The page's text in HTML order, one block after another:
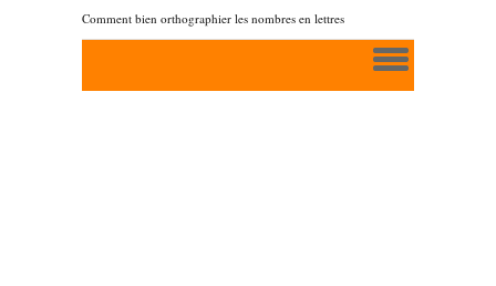
Comment bien orthographier les nombres en lettres